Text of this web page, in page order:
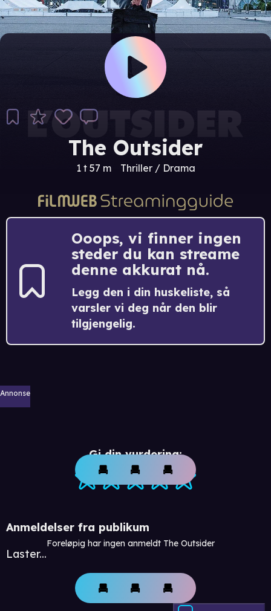
The Outsider
1 t 57 m Thriller / Drama
Ooops, vi finner ingen
steder du kan streame
denne akkurat nå.
Legg den i din huskeliste, så
varsler vi deg når den blir
tilgjengelig.
Annonse
Gi din vurdering:
Anmeldelser fra publikum
Laster...
Foreløpig har ingen anmeldt The Outsider